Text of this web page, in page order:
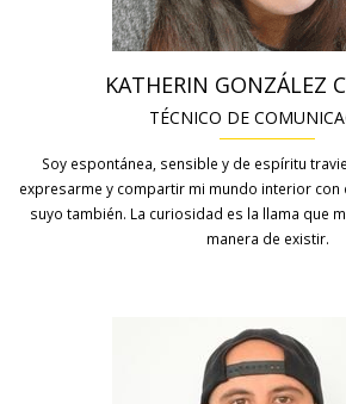
KATHERIN GONZÁLEZ
TÉCNICO DE
Soy espontánea, sensible y de espíritu
expresarme y compartir mi mundo interior
suyo también. La curiosidad es la llama que
manera de existir.